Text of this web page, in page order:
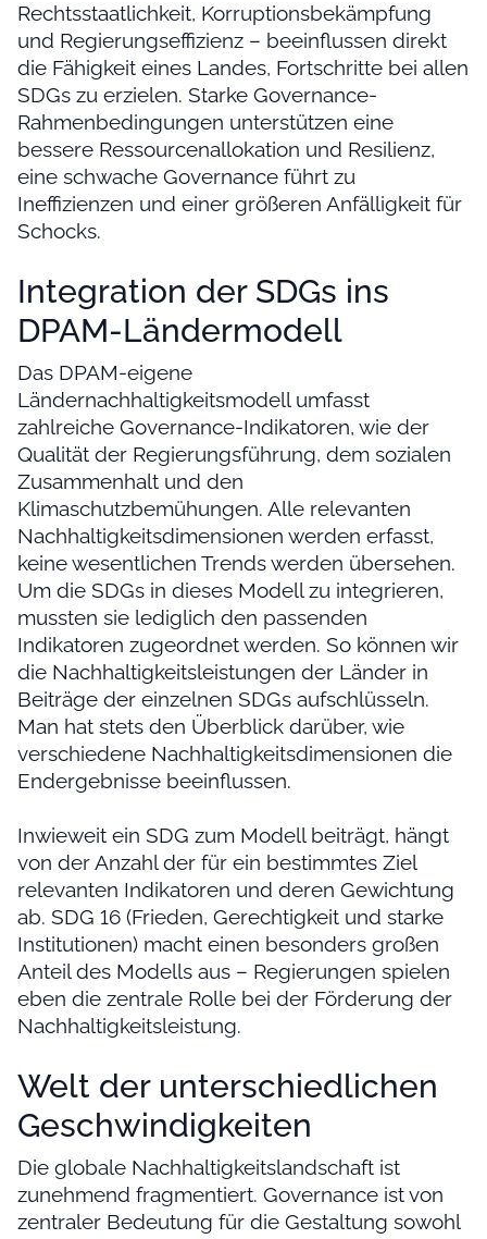
Rechtsstaatlichkeit, Korruptionsbekämpfung
und Regierungseffizienz – beeinflussen direkt
die Fähigkeit eines Landes, Fortschritte bei allen
SDGs zu erzielen. Starke Governance-
Rahmenbedingungen unterstützen eine
bessere Ressourcenallokation und Resilienz,
eine schwache Governance führt zu
Ineffizienzen und einer größeren Anfälligkeit für
Schocks.
Integration der SDGs ins
DPAM-Ländermodell
Das DPAM-eigene
Ländernachhaltigkeitsmodell umfasst
zahlreiche Governance-Indikatoren, wie der
Qualität der Regierungsführung, dem sozialen
Zusammenhalt und den
Klimaschutzbemühungen. Alle relevanten
Nachhaltigkeitsdimensionen werden erfasst,
keine wesentlichen Trends werden übersehen.
Um die SDGs in dieses Modell zu integrieren,
mussten sie lediglich den passenden
Indikatoren zugeordnet werden. So können wir
die Nachhaltigkeitsleistungen der Länder in
Beiträge der einzelnen SDGs aufschlüsseln.
Man hat stets den Überblick darüber, wie
verschiedene Nachhaltigkeitsdimensionen die
Endergebnisse beeinflussen.
Inwieweit ein SDG zum Modell beiträgt, hängt
von der Anzahl der für ein bestimmtes Ziel
relevanten Indikatoren und deren Gewichtung
ab. SDG 16 (Frieden, Gerechtigkeit und starke
Institutionen) macht einen besonders großen
Anteil des Modells aus – Regierungen spielen
eben die zentrale Rolle bei der Förderung der
Nachhaltigkeitsleistung.
Welt der unterschiedlichen
Geschwindigkeiten
Die globale Nachhaltigkeitslandschaft ist
zunehmend fragmentiert. Governance ist von
zentraler Bedeutung für die Gestaltung sowohl